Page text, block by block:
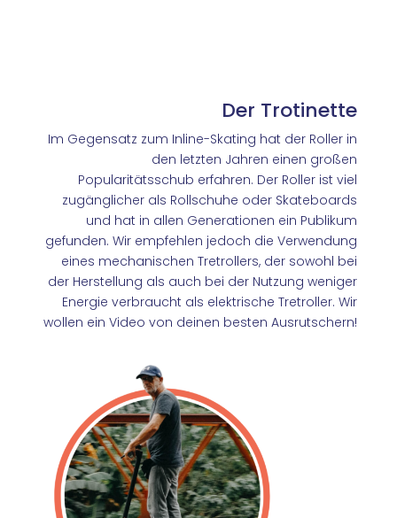
Der Trotinette
Im Gegensatz zum Inline-Skating hat der Roller in
den letzten Jahren einen großen
Popularitätsschub erfahren. Der Roller ist viel
zugänglicher als Rollschuhe oder Skateboards
und hat in allen Generationen ein Publikum
gefunden. Wir empfehlen jedoch die Verwendung
eines mechanischen Tretrollers, der sowohl bei
der Herstellung als auch bei der Nutzung weniger
Energie verbraucht als elektrische Tretroller. Wir
wollen ein Video von deinen besten Ausrutschern!